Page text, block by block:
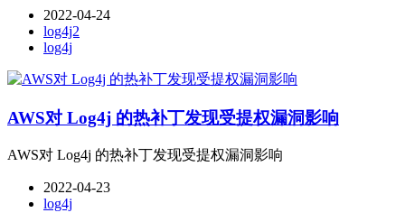
2022-04-24
log4j2
log4j
AWS对 Log4j 的热补丁发现受提权漏洞影响
AWS对 Log4j 的热补丁发现受提权漏洞影响
2022-04-23
log4j